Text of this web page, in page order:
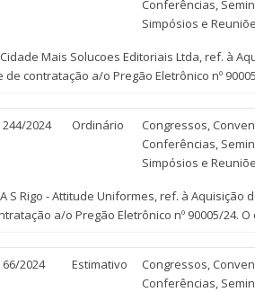
Conferências,
Simpósios e
Mais Solucoes Editoriais Ltda, ref. à
contratação a/o Pregão Eletrônico nº
244/2024 Ordinário
Congressos,
Conferências,
Simpósios e
S Rigo - Attitude Uniformes, ref. à
a/o Pregão Eletrônico nº 90005/24.
66/2024 Estimativo
Congressos,
Conferências,